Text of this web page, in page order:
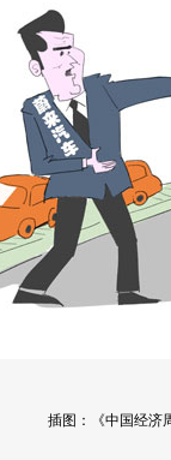
插图：《中国经济